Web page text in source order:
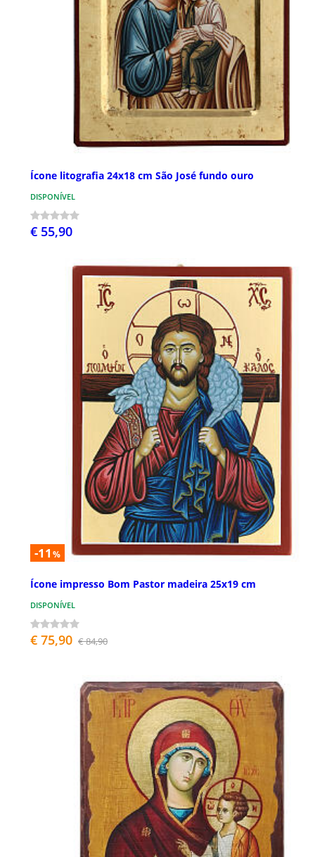
Ícone litografia 24x18 cm São José fundo ouro
DISPONÍVEL
€ 55,90
-11 %
Ícone impresso Bom Pastor madeira 25x19 cm
DISPONÍVEL
€ 75,90 € 84,90